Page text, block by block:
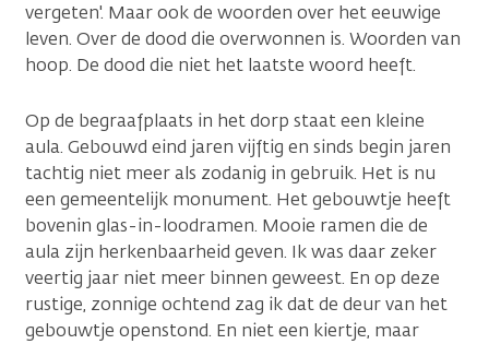
vergeten'. Maar ook de woorden over het eeuwige
leven. Over de dood die overwonnen is. Woorden van
hoop. De dood die niet het laatste woord heeft.
Op de begraafplaats in het dorp staat een kleine
aula. Gebouwd eind jaren vijftig en sinds begin jaren
tachtig niet meer als zodanig in gebruik. Het is nu
een gemeentelijk monument. Het gebouwtje heeft
bovenin glas-in-loodramen. Mooie ramen die de
aula zijn herkenbaarheid geven. Ik was daar zeker
veertig jaar niet meer binnen geweest. En op deze
rustige, zonnige ochtend zag ik dat de deur van het
gebouwtje openstond. En niet een kiertje, maar